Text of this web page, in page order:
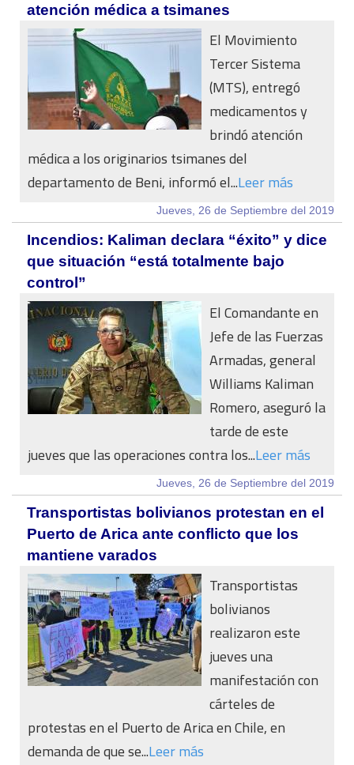
atención médica a tsimanes
El Movimiento
Tercer Sistema
(MTS), entregó
medicamentos y
brindó atención
médica a los originarios tsimanes del
departamento de Beni, informó el...Leer más
Jueves, 26 de Septiembre del 2019
Incendios: Kaliman declara “éxito” y dice
que situación “está totalmente bajo
control”
El Comandante en
Jefe de las Fuerzas
Armadas, general
Williams Kaliman
Romero, aseguró la
tarde de este
jueves que las operaciones contra los...Leer más
Jueves, 26 de Septiembre del 2019
Transportistas bolivianos protestan en el
Puerto de Arica ante conflicto que los
mantiene varados
Transportistas
bolivianos
realizaron este
jueves una
manifestación con
cárteles de
protestas en el Puerto de Arica en Chile, en
demanda de que se...Leer más